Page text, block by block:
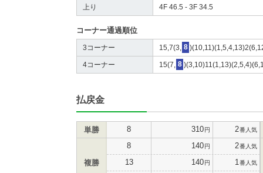
上り 4F 46.5 - 3F 34.5
コーナー通過順位
3コーナー 15,7(3, 8
4コーナー 15(7, 8
払戻金
単勝 8 310円 2番人気
複勝
8 140円 2番人気
13 140円 1 番人気